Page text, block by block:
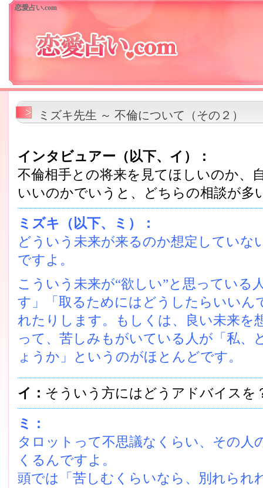
恋愛占い.com
ミズキ先生 ～ 不倫について（その２）
インタビュアー（以下、イ）：
不倫相手との将来を見てほしいのか、
いいのかでいうと、どちらの相談が多
ミズキ（以下、ミ）：
どういう未来が来るのか想定していな
ですよ。
こういう未来が“欲しい”と思っている
す」「取るためにはどうしたらいいん
れたりします。もしくは、良い未来を
って、苦しみもがいている人が「私、
ょうか」というのがほとんどです。
イ： そういう方にはどうアドバイスを
ミ：
タロットって不思議なくらい、その人
くるんですよ。
頭では「苦しむくらいなら、別れられ